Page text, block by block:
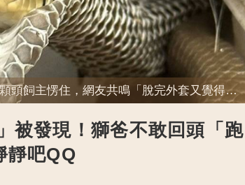
寵物蛇脫完皮又鑽回去！只露一顆頭飼主愣住，網友共鳴「脫完外套又覺得冷」
被發現！獅爸不敢回頭「跑
靜吧QQ